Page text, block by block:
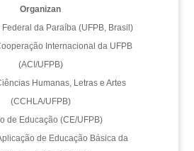
Organizan
da Paraíba (UFPB, Brasil)
Internacional da UFPB
(ACI/UFPB)
Humanas, Letras e Artes
(CCHLA/UFPB)
de Educação (CE/UFPB)
de Educação Básica da